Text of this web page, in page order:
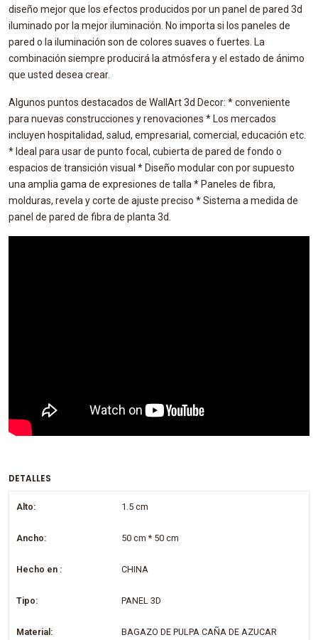
diseño mejor que los efectos producidos por un panel de pared 3d
iluminado por la mejor iluminación. No importa si los paneles de
pared o la iluminación son de colores suaves o fuertes. La
combinación siempre producirá la atmósfera y el estado de ánimo
que usted desea crear.
Algunos puntos destacados de WallArt 3d Decor: * conveniente
para nuevas construcciones y renovaciones * Los mercados
incluyen hospitalidad, salud, empresarial, comercial, educación etc.
* Ideal para usar de punto focal, cubierta de pared de fondo o
espacios de transición visual * Diseño modular con por supuesto
una amplia gama de expresiones de talla * Paneles de fibra,
molduras, revela y corte de ajuste preciso * Sistema a medida de
panel de pared de fibra de planta 3d.
DETALLES
Alto: 1.5 cm
Ancho: 50 cm * 50 cm
Hecho en : CHINA
Tipo: PANEL 3D
Material: BAGAZO DE PULPA CAÑA DE AZUCAR